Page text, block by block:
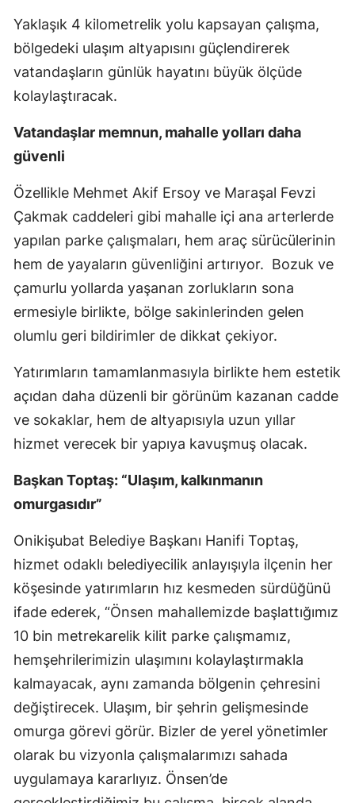
Yaklaşık 4 kilometrelik yolu kapsayan çalışma,
bölgedeki ulaşım altyapısını güçlendirerek
vatandaşların günlük hayatını büyük ölçüde
kolaylaştıracak.
Vatandaşlar memnun, mahalle yolları daha
güvenli
Özellikle Mehmet Akif Ersoy ve Maraşal Fevzi
Çakmak caddeleri gibi mahalle içi ana arterlerde
yapılan parke çalışmaları, hem araç sürücülerinin
hem de yayaların güvenliğini artırıyor. Bozuk ve
çamurlu yollarda yaşanan zorlukların sona
ermesiyle birlikte, bölge sakinlerinden gelen
olumlu geri bildirimler de dikkat çekiyor.
Yatırımların tamamlanmasıyla birlikte hem estetik
açıdan daha düzenli bir görünüm kazanan cadde
ve sokaklar, hem de altyapısıyla uzun yıllar
hizmet verecek bir yapıya kavuşmuş olacak.
Başkan Toptaş: “Ulaşım, kalkınmanın
omurgasıdır”
Onikişubat Belediye Başkanı Hanifi Toptaş,
hizmet odaklı belediyecilik anlayışıyla ilçenin her
köşesinde yatırımların hız kesmeden sürdüğünü
ifade ederek, “Önsen mahallemizde başlattığımız
10 bin metrekarelik kilit parke çalışmamız,
hemşehrilerimizin ulaşımını kolaylaştırmakla
kalmayacak, aynı zamanda bölgenin çehresini
değiştirecek. Ulaşım, bir şehrin gelişmesinde
omurga görevi görür. Bizler de yerel yönetimler
olarak bu vizyonla çalışmalarımızı sahada
uygulamaya kararlıyız. Önsen’de